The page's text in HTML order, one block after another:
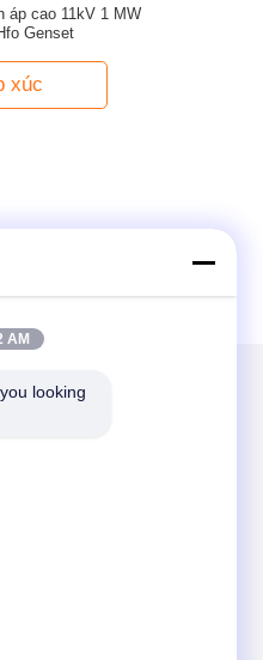
áp cao 11kV 1 MW
Genset
xúc
AM
looking